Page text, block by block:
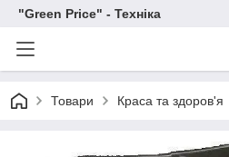
"Green Price" - Техніка
Товари Краса та здоров'я